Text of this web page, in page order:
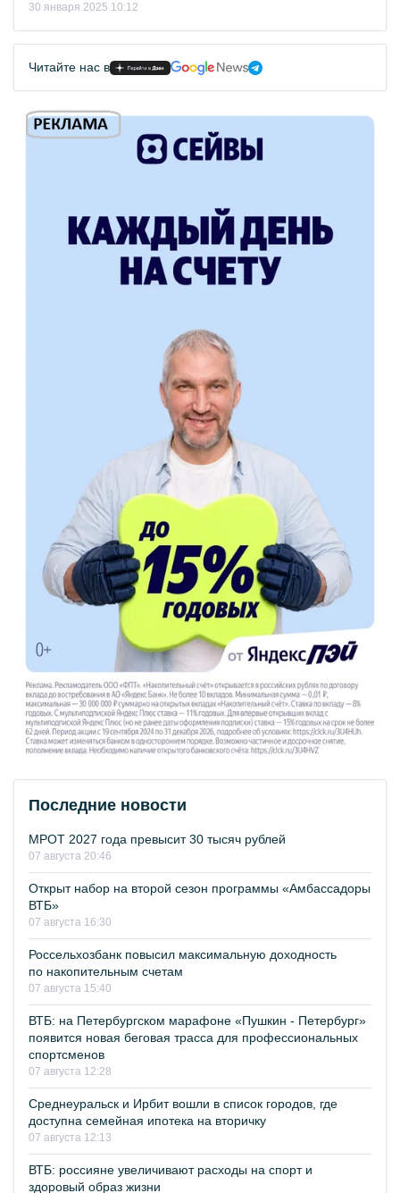
30 января 2025 10:12
Читайте нас в
Последние новости
МРОТ 2027 года превысит 30 тысяч рублей
07 августа 20:46
Открыт набор на второй сезон программы «Амбассадоры
ВТБ»
07 августа 16:30
Россельхозбанк повысил максимальную доходность
по накопительным счетам
07 августа 15:40
ВТБ: на Петербургском марафоне «Пушкин - Петербург»
появится новая беговая трасса для профессиональных
спортсменов
07 августа 12:28
Среднеуральск и Ирбит вошли в список городов, где
доступна семейная ипотека на вторичку
07 августа 12:13
ВТБ: россияне увеличивают расходы на спорт и
здоровый образ жизни